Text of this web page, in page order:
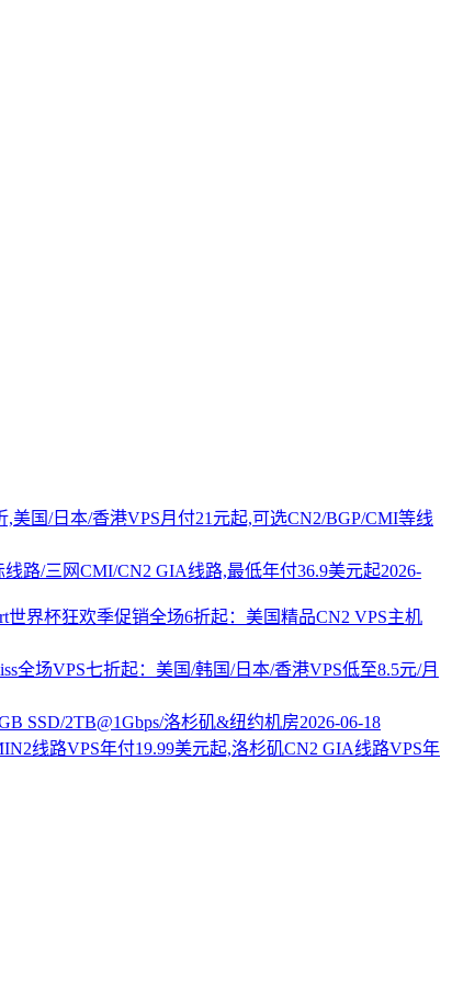
,美国/日本/香港VPS月付21元起,可选CN2/BGP/CMI等线
路/三网CMI/CN2 GIA线路,最低年付36.9美元起2026-
世界杯狂欢季促销全场6折起：美国精品CN2 VPS主机
全场VPS七折起：美国/韩国/日本/香港VPS低至8.5元/月
SSD/2TB@1Gbps/洛杉矶&纽约机房2026-06-18
线路VPS年付19.99美元起,洛杉矶CN2 GIA线路VPS年